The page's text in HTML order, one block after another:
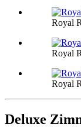
Royal
Royal
Royal
Deluxe